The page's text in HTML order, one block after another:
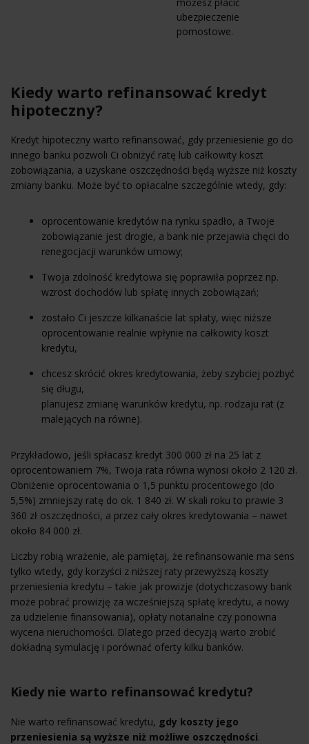
ubezpieczenie
pomostowe.
Kiedy warto refinansować kredyt
hipoteczny?
Kredyt hipoteczny warto refinansować, gdy przeniesienie go do
innego banku pozwoli Ci obniżyć ratę lub całkowity koszt
zobowiązania, a uzyskane oszczędności będą wyższe niż koszty
zmiany banku. Może być to opłacalne szczególnie wtedy, gdy:
oprocentowanie kredytów na rynku spadło, a Twoje
zobowiązanie jest drogie, a bank nie przejawia chęci do
renegocjacji warunków umowy;
Twoja zdolność kredytowa się poprawiła poprzez np.
wzrost dochodów lub spłatę innych zobowiązań;
zostało Ci jeszcze kilkanaście lat spłaty, więc niższe
oprocentowanie realnie wpłynie na całkowity koszt
kredytu,
chcesz skrócić okres kredytowania, żeby szybciej pozbyć
się długu,
planujesz zmianę warunków kredytu, np. rodzaju rat (z
malejących na równe).
Przykładowo, jeśli spłacasz kredyt 300 000 zł na 25 lat z
oprocentowaniem 7%, Twoja rata równa wynosi około 2 120 zł.
Obniżenie oprocentowania o 1,5 punktu procentowego (do
5,5%) zmniejszy ratę do ok. 1 840 zł. W skali roku to prawie 3
360 zł oszczędności, a przez cały okres kredytowania – nawet
około 84 000 zł.
Liczby robią wrażenie, ale pamiętaj, że refinansowanie ma sens
tylko wtedy, gdy korzyści z niższej raty przewyższą koszty
przeniesienia kredytu – takie jak prowizje (dotychczasowy bank
może pobrać prowizję za wcześniejszą spłatę kredytu, a nowy
za udzielenie finansowania), opłaty notarialne czy ponowna
wycena nieruchomości. Dlatego przed decyzją warto zrobić
dokładną symulację i porównać oferty kilku banków.
Kiedy nie warto refinansować kredytu?
Nie warto refinansować kredytu, gdy koszty jego
przeniesienia są wyższe niż możliwe oszczędności.